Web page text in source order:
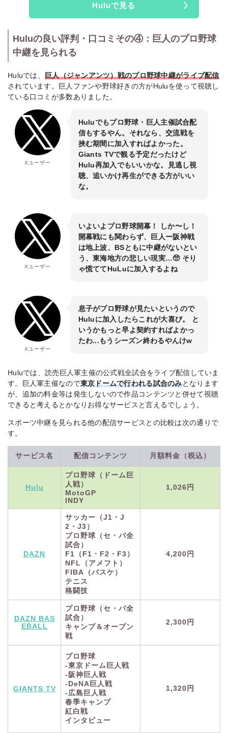
Huluで見る
Huluの良い評判・口コミその④：巨人のプロ野球
中継を見られる
Huluでは、 巨人（ジャンアンツ）戦のプロ野球中継がライブ配信
されています。巨人ファンや野球好きの方がHuluを使って視聴し
ている口コミが多数ありました。
Xユーザー
Huluでもプロ野球・巨人主催試合配
信もするやん。それなら、交流戦を
挟む期間に加入すればよかった。
Giants TVで観る予定だったけど
Hulu再加入でもいいかな。見逃し視
聴、追いかけ再生ができる方がいい
な。
Xユーザー
いよいよプロ野球開幕！ しか〜し！
開幕戦にも関わらず、巨人ー阪神戦
は地上波、BSともに中継がないとい
う、東海地方の悲しい現実…🥺 そり
ゃ慌ててHuLuに加入するよね
Xユーザー
息子がプロ野球が見たいというので
Huluに加入したらこれが大喜び。 と
いうかもっと早よ契約すればよかっ
たわ...もうシーズン終わるやんけw
Huluでは、読売巨人軍主催の公式戦全試合をライブ配信していま
す。巨人軍主催なので東京ドームで行われる試合のみとなります
が、追加の料金等は発生しないので作品コンテンツと併せて視聴
できると考えるとかなりお得なサービスと言えるでしょう。
スポーツ中継を見られる他の配信サービスとの比較は次の通りで
す。
サービス名 配信コンテンツ 月額料金（税込）
Hulu
プロ野球（ドーム巨
人戦）
MotoGP
INDY
1,026円
DAZN
サッカー（J1・J
2・J3）
プロ野球（セ・パ全
試合）
F1（F1・F2・F3）
NFL（アメフト）
FIBA（バスケ）
テニス
格闘技
4,200円
DAZN BAS
EBALL
プロ野球（セ・パ全
試合）
キャンプ＆オープン
戦
2,300円
GIANTS TV
プロ野球
-東京ドーム巨人戦
-阪神巨人戦
-DeNA巨人戦
-広島巨人戦
春季キャンプ
紅白戦
インタビュー
1,320円